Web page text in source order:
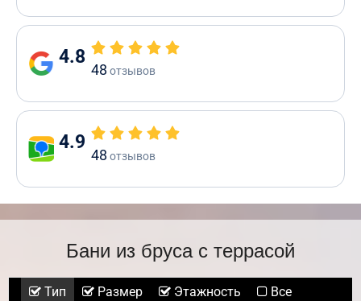
4.8
48 отзывов
4.9
48 отзывов
Бани из бруса с террасой
Тип Размер Этажность Все